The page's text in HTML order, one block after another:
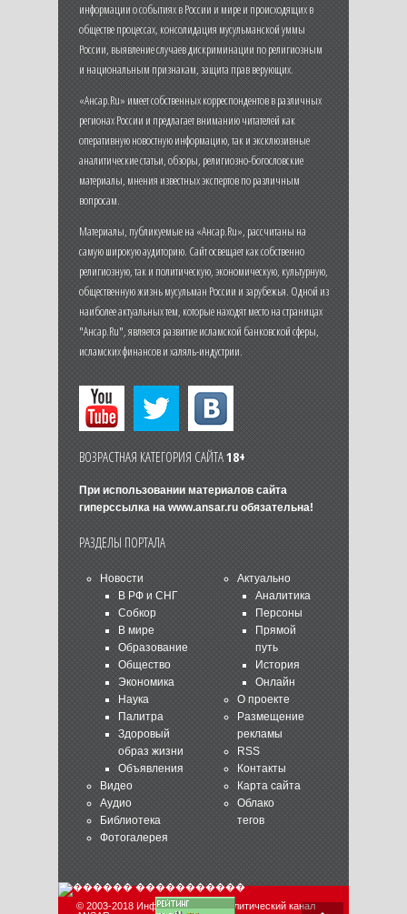
информации о событиях в России и мире и происходящих в
обществе процессах, консолидация мусульманской уммы
России, выявление случаев дискриминации по религиозным
и национальным признакам, защита прав верующих.
«Ансар.Ru» имеет собственных корреспондентов в различных
регионах России и предлагает вниманию читателей как
оперативную новостную информацию, так и эксклюзивные
аналитические статьи, обзоры, религиозно-богословские
материалы, мнения известных экспертов по различным
вопросам.
Материалы, публикуемые на «Ансар.Ru», рассчитаны на
самую широкую аудиторию. Сайт освещает как собственно
религиозную, так и политическую, экономическую, культурную,
общественную жизнь мусульман России и зарубежья. Одной из
наиболее актуальных тем, которые находят место на страницах
"Ансар.Ru", является развитие исламской банковской сферы,
исламских финансов и халяль-индустрии.
ВОЗРАСТНАЯ КАТЕГОРИЯ САЙТА18+
При использовании материалов сайта
гиперссылка на www.ansar.ruобязательна!
РАЗДЕЛЫ ПОРТАЛА
Новости
В РФ и СНГ
Собкор
В мире
Образование
Общество
Экономика
Наука
Палитра
Здоровый
образ жизни
Объявления
Видео
Аудио
Библиотека
Фотогалерея
Актуально
Аналитика
Персоны
Прямой
путь
История
Онлайн
О проекте
Размещение
рекламы
RSS
Контакты
Карта сайта
Облако
тегов
© 2003-2018 Информационно-аналитический канал